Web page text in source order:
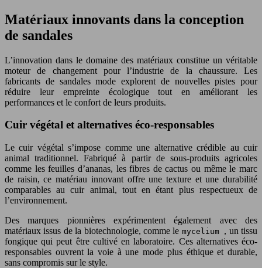
Matériaux innovants dans la conception
de sandales
L’innovation dans le domaine des matériaux constitue un véritable
moteur de changement pour l’industrie de la chaussure. Les
fabricants de sandales mode explorent de nouvelles pistes pour
réduire leur empreinte écologique tout en améliorant les
performances et le confort de leurs produits.
Cuir végétal et alternatives éco-responsables
Le cuir végétal s’impose comme une alternative crédible au cuir
animal traditionnel. Fabriqué à partir de sous-produits agricoles
comme les feuilles d’ananas, les fibres de cactus ou même le marc
de raisin, ce matériau innovant offre une texture et une durabilité
comparables au cuir animal, tout en étant plus respectueux de
l’environnement.
Des marques pionnières expérimentent également avec des
matériaux issus de la biotechnologie, comme le mycelium , un tissu
fongique qui peut être cultivé en laboratoire. Ces alternatives éco-
responsables ouvrent la voie à une mode plus éthique et durable,
sans compromis sur le style.